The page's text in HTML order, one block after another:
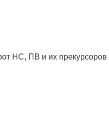
НС, ПВ и их прекурсоров